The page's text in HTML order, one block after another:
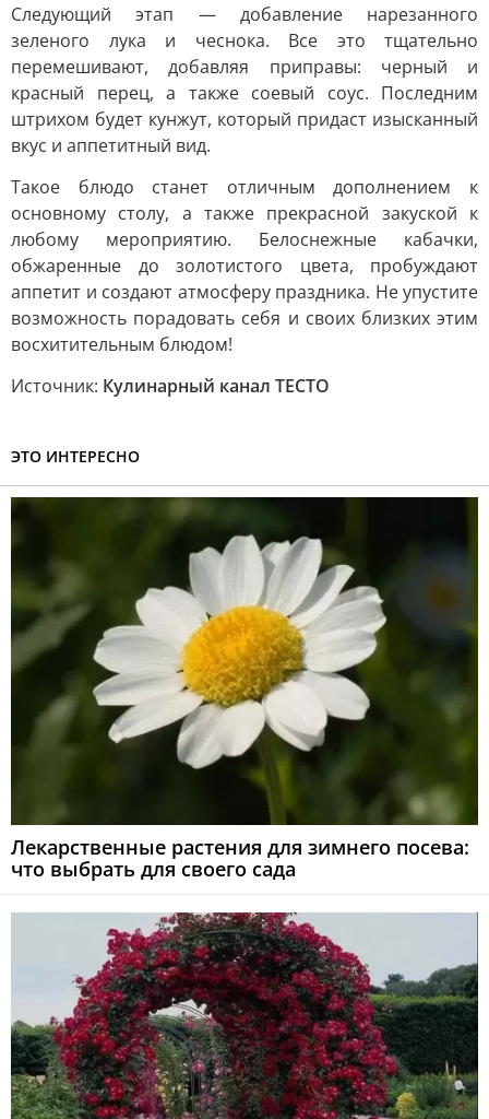
Следующий этап — добавление нарезанного
зеленого лука и чеснока. Все это тщательно
перемешивают, добавляя приправы: черный и
красный перец, а также соевый соус. Последним
штрихом будет кунжут, который придаст изысканный
вкус и аппетитный вид.
Такое блюдо станет отличным дополнением к
основному столу, а также прекрасной закуской к
любому мероприятию. Белоснежные кабачки,
обжаренные до золотистого цвета, пробуждают
аппетит и создают атмосферу праздника. Не упустите
возможность порадовать себя и своих близких этим
восхитительным блюдом!
Источник: Кулинарный канал ТЕСТО
ЭТО ИНТЕРЕСНО
Лекарственные растения для зимнего посева:
что выбрать для своего сада